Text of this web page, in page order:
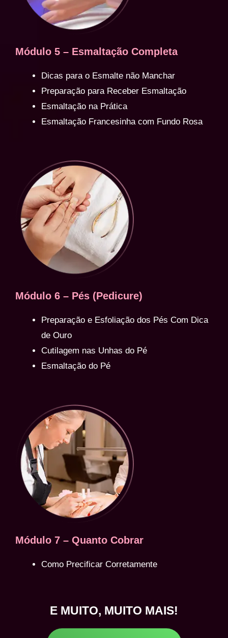
Módulo 5 – Esmaltação Completa
Dicas para o Esmalte não Manchar
Preparação para Receber Esmaltação
Esmaltação na Prática
Esmaltação Francesinha com Fundo Rosa
Módulo 6 – Pés (Pedicure)
Preparação e Esfoliação dos Pés Com Dica
de Ouro
Cutilagem nas Unhas do Pé
Esmaltação do Pé
Módulo 7 – Quanto Cobrar
Como Precificar Corretamente
E MUITO, MUITO MAIS!